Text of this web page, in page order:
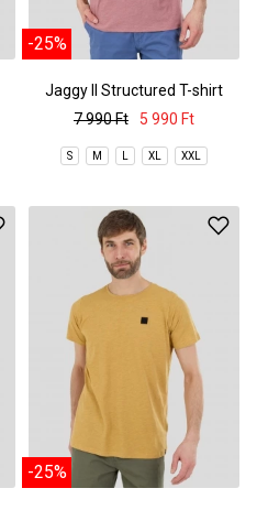
-25%
Jaggy II Structured T-shirt
7 990 Ft
5 990 Ft
S M L XL XXL
-25%